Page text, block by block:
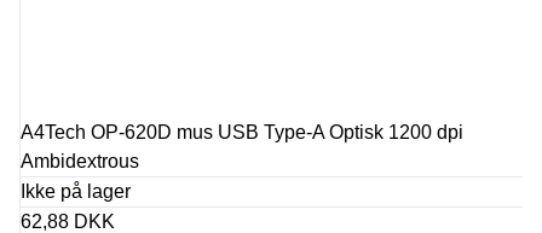
A4Tech OP-620D mus USB Type-A Optisk 1200 dpi
Ambidextrous
Ikke på lager
62,88 DKK